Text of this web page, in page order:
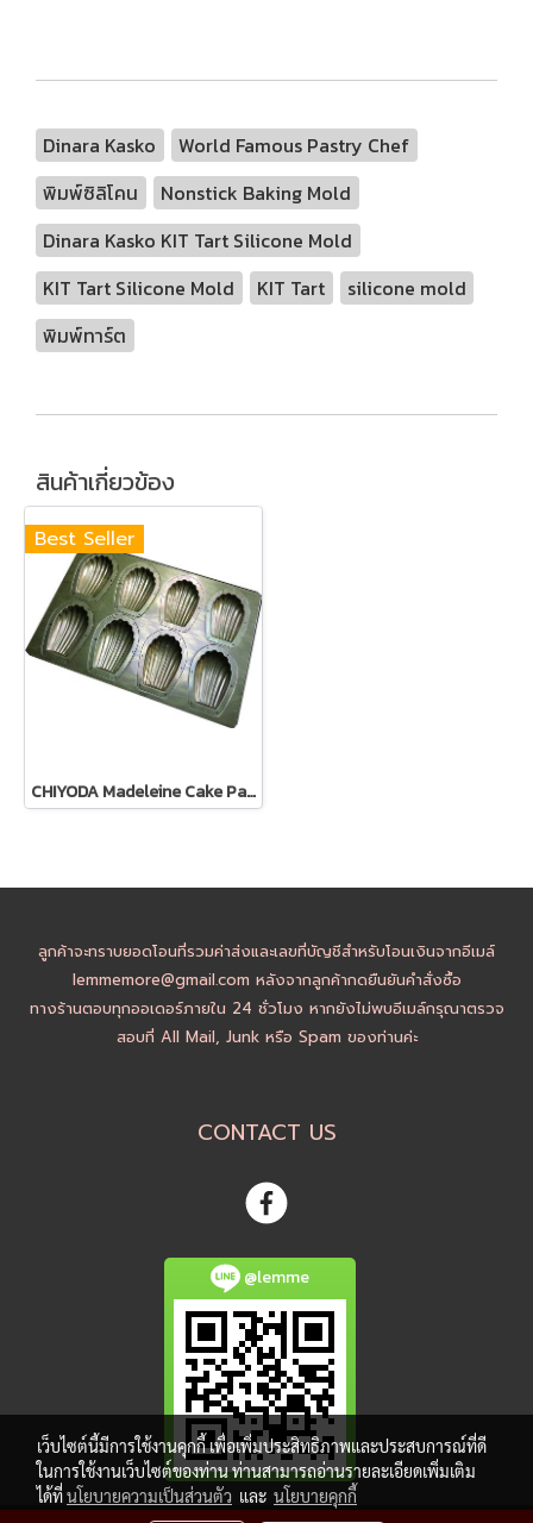
Dinara Kasko
World Famous Pastry Chef
พิมพ์ซิลิโคน
Nonstick Baking Mold
Dinara Kasko KIT Tart Silicone Mold
KIT Tart Silicone Mold
KIT Tart
silicone mold
พิมพ์ทาร์ต
สินค้าเกี่ยวข้อง
Best Seller
CHIYODA Madeleine Cake Pan Mold
ลูกค้าจะทราบยอดโอนที่รวมค่าส่งและเลขที่บัญชีสำหรับโอนเงินจากอีเมล์
lemmemore@gmail.com หลังจากลูกค้ากดยืนยันคำสั่งซื้อ
ทางร้านตอบทุกออเดอร์ภายใน 24 ชั่วโมง หากยังไม่พบอีเมล์กรุณาตรวจ
สอบที่ All Mail, Junk หรือ Spam ของท่านค่ะ
CONTACT US
@lemme
เว็บไซต์นี้มีการใช้งานคุกกี้ เพื่อเพิ่มประสิทธิภาพและประสบการณ์ที่ดี
ในการใช้งานเว็บไซต์ของท่าน ท่านสามารถอ่านรายละเอียดเพิ่มเติม
ได้ที่นโยบายความเป็นส่วนตัว และ นโยบายคุกกี้